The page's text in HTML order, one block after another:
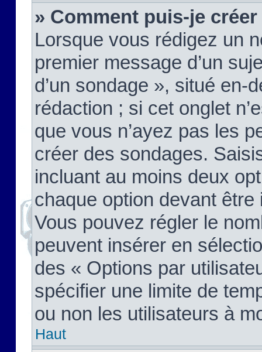
» Comment puis-je
Lorsque vous rédigez un
premier message d’un
d’un sondage », situé en-
rédaction ; si cet onglet
que vous n’ayez pas les
créer des sondages.
incluant au moins deux
chaque option devant
Vous pouvez régler le
peuvent insérer en
des « Options par
spécifier une limite de
ou non les utilisateurs à
Haut